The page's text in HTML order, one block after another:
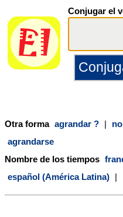
Conjugar el
Otra forma agrandar ? |
agrandarse
Nombre de los tiempos
español (América Latina) |